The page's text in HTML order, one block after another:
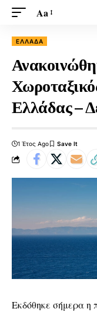
Aa
ΕΛΛΆΔΑ
Ελλάδας –
1 Έτος Ago
Εκδόθηκε σήμερα η